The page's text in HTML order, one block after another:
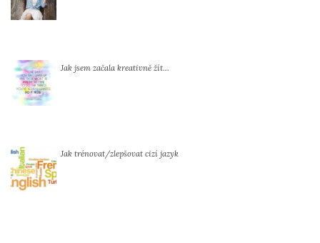
Jak jsem začala kreativně žít…
Jak trénovat/zlepšovat cizí jazyk